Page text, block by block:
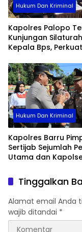
Hukum Dan Kriminal
Kapolres Palopo
Kunjungan
Kepala Bps,
Hukum Dan Kriminal
Kapolres Barru
Sertijab Sejumlah
Utama dan
Organisasi
Tinggalkan
Alamat email Anda
wajib ditandai *